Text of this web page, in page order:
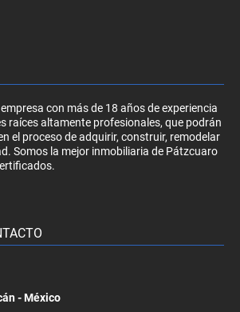
con más de 18 años de experiencia
raíces altamente profesionales, que podrán
el proceso de adquirir, construir, remodelar
Somos la mejor inmobiliaria de Pátzcuaro
- México